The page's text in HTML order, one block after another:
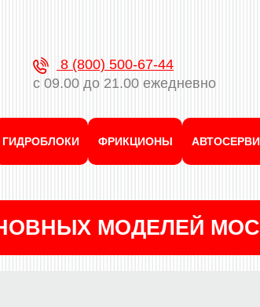
8 (800) 500-67-44
с 09.00 до 21.00 ежедневно
ГИДРОБЛОКИ ФРИКЦИОНЫ
МОДЕЛЕЙ